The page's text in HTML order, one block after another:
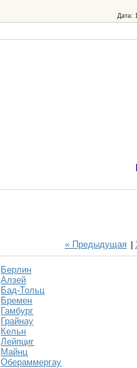
Дата:
« Предыдущая|
Берлин
Алзей
Бад-Тольц
Бремен
Гамбург
Грайнау
Кельн
Лейпциг
Майнц
Обераммергау